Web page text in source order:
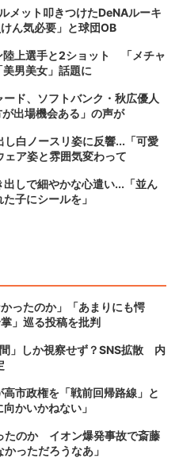
メット叩きつけたDeNAルーキ
ん気必要」と球団OB
陸上選手と2ショット 「メチャ
男美女」話題に
ド、ソフトバンク・秋広優人
出場機会ある」の声が
白ノースリ姿に反響...「可愛
ア姿と雰囲気変わって
しで細やかな心遣い...「並ん
子にシールを」
ったのか」「あまりにも愕
」巡る投稿を批判
」しか視察せず？SNS拡散 内
市政権を「戦前回帰路線」と
かいかねない」
たのか イオン爆発事故で斎藤
っただろうなあ」